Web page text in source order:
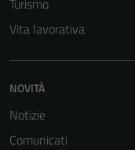
Turismo
Vita lavorativa
NOVITÀ
Notizie
Comunicati